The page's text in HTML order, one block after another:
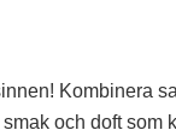
Kombinera
och doft som